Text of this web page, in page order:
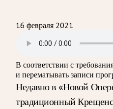
16 февраля 2021
В соответствии с
и перематывать записи
Недавно в «Новой
традиционный